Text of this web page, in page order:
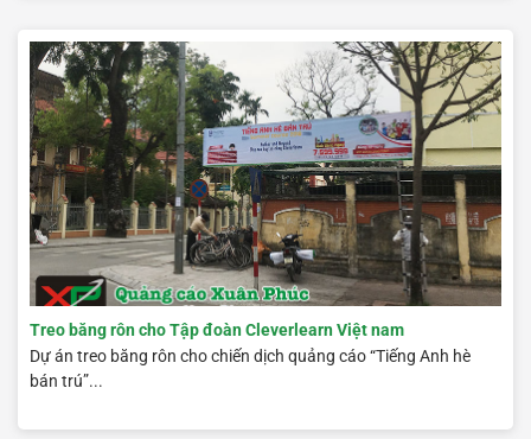
Treo băng rôn cho Tập đoàn Cleverlearn Việt nam
Dự án treo băng rôn cho chiến dịch quảng cáo “Tiếng Anh hè
bán trú”...